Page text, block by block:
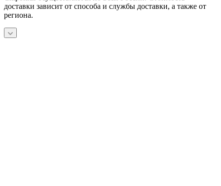
доставки зависит от способа и службы доставки, а также от
региона.